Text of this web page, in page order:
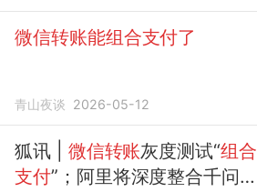
微信转账能组合支付了
青山夜谈 2026-05-12
狐讯 | 微信转账灰度测试“组合
支付”；阿里将深度整合千问与